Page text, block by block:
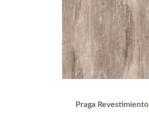
Praga Revestimiento